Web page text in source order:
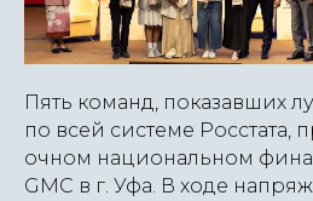
Пять команд, показавших
по всей системе Росстата,
очном национальном
GMC в г. Уфа. В ходе